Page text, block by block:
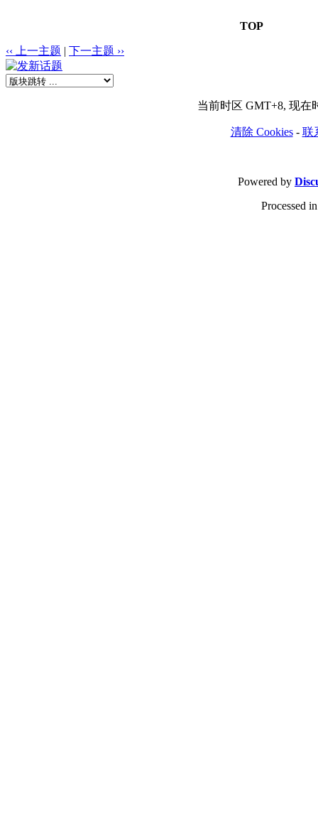
TOP
‹‹ 上一主题 | 下一主题 ››
当前时区 GMT+8, 现在
清除 Cookies- 联
Powered by
Processed